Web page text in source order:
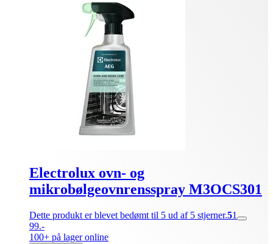
Electrolux ovn- og
mikrobølgeovnrensspray M3OCS301
Dette produkt er blevet bedømt til 5 ud af 5 stjerner.51
99.-
100+ på lager online